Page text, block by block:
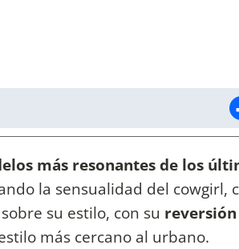
más resonantes de los
la sensualidad del cowgirl,
su estilo, con su
más cercano al urbano.